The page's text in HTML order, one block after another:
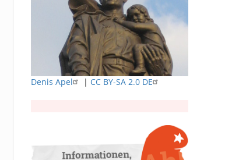
Denis Apel | CC BY-SA 2.0 DE